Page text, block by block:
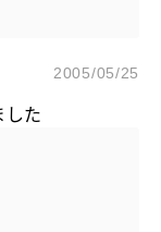
2005/05/25
た